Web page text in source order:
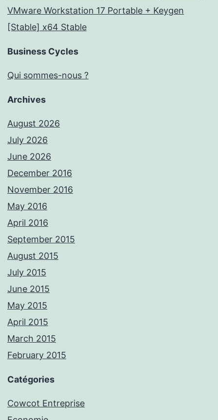
VMware Workstation 17 Portable + Keygen
[Stable] x64 Stable
Business Cycles
Qui sommes-nous ?
Archives
August 2026
July 2026
June 2026
December 2016
November 2016
May 2016
April 2016
September 2015
August 2015
July 2015
June 2015
May 2015
April 2015
March 2015
February 2015
Catégories
Cowcot Entreprise